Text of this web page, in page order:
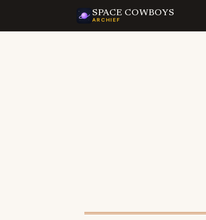
SPACE COWBOYS
ARCHIEF